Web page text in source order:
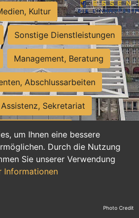
um Ihnen eine bessere
Durch die Nutzung
Sie unserer Verwendung
Informationen
Kultur
Sonstige Dienstleistungen
Management, Beratung
Abschlussarbeiten
Assistenz, Sekretariat
und Nebenjobs
duale Ausbildung
Photo Credit